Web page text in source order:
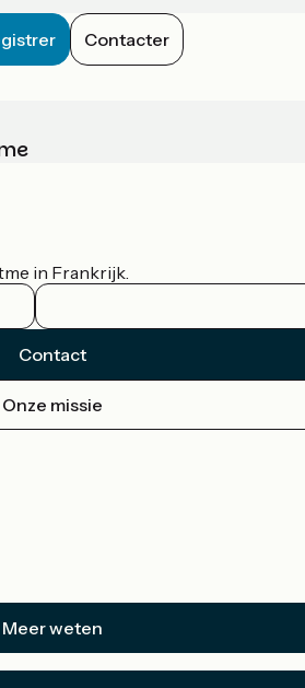
Contacter
in Frankrijk.
Contact
Onze missie
Meer weten